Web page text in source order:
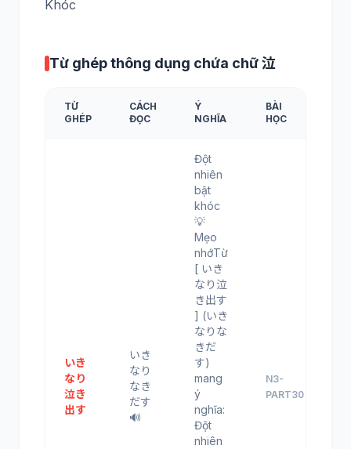
Khóc
Từ ghép thông dụng chứa chữ 泣
TỪ
GHÉP
CÁCH
ĐỌC
Ý
NGHĨA
BÀI
HỌC
いき
なり
泣き
出す
いき
なり
なき
だす
🔊
Đột
nhiên
bật
khóc
💡
Mẹo
nhớTừ
[ いき
なり泣
き出す
] (いき
なりな
きだ
す)
mang
ý
nghĩa:
Đột
nhiên
N3-
PART30